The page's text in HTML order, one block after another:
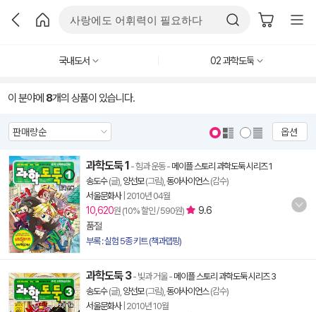
국내도서 02 과학도둑
이 분야에 8개의 상품이 있습니다.
옵션
과학도둑 1 - 힘과 운동- 메이플 스토리 과학도둑 시리즈 1
송도수(글), 양선모(그림), 동아사이언스(감수)
서울문화사| 2010년 04월
10,620원 (10% 할인 / 590원)
9.6
품절
부록 : 실험 5종 키트 (책과랩핑)
과학도둑 3- 빛과 거울- 메이플 스토리 과학도둑 시리즈 3
송도수(글), 양선모(그림), 동아사이언스(감수)
서울문화사| 2010년 10월